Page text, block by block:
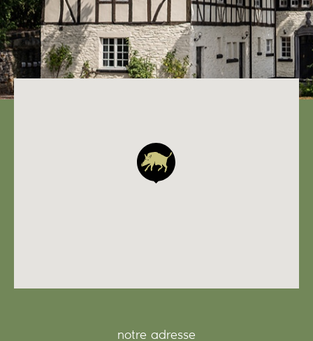
notre adresse